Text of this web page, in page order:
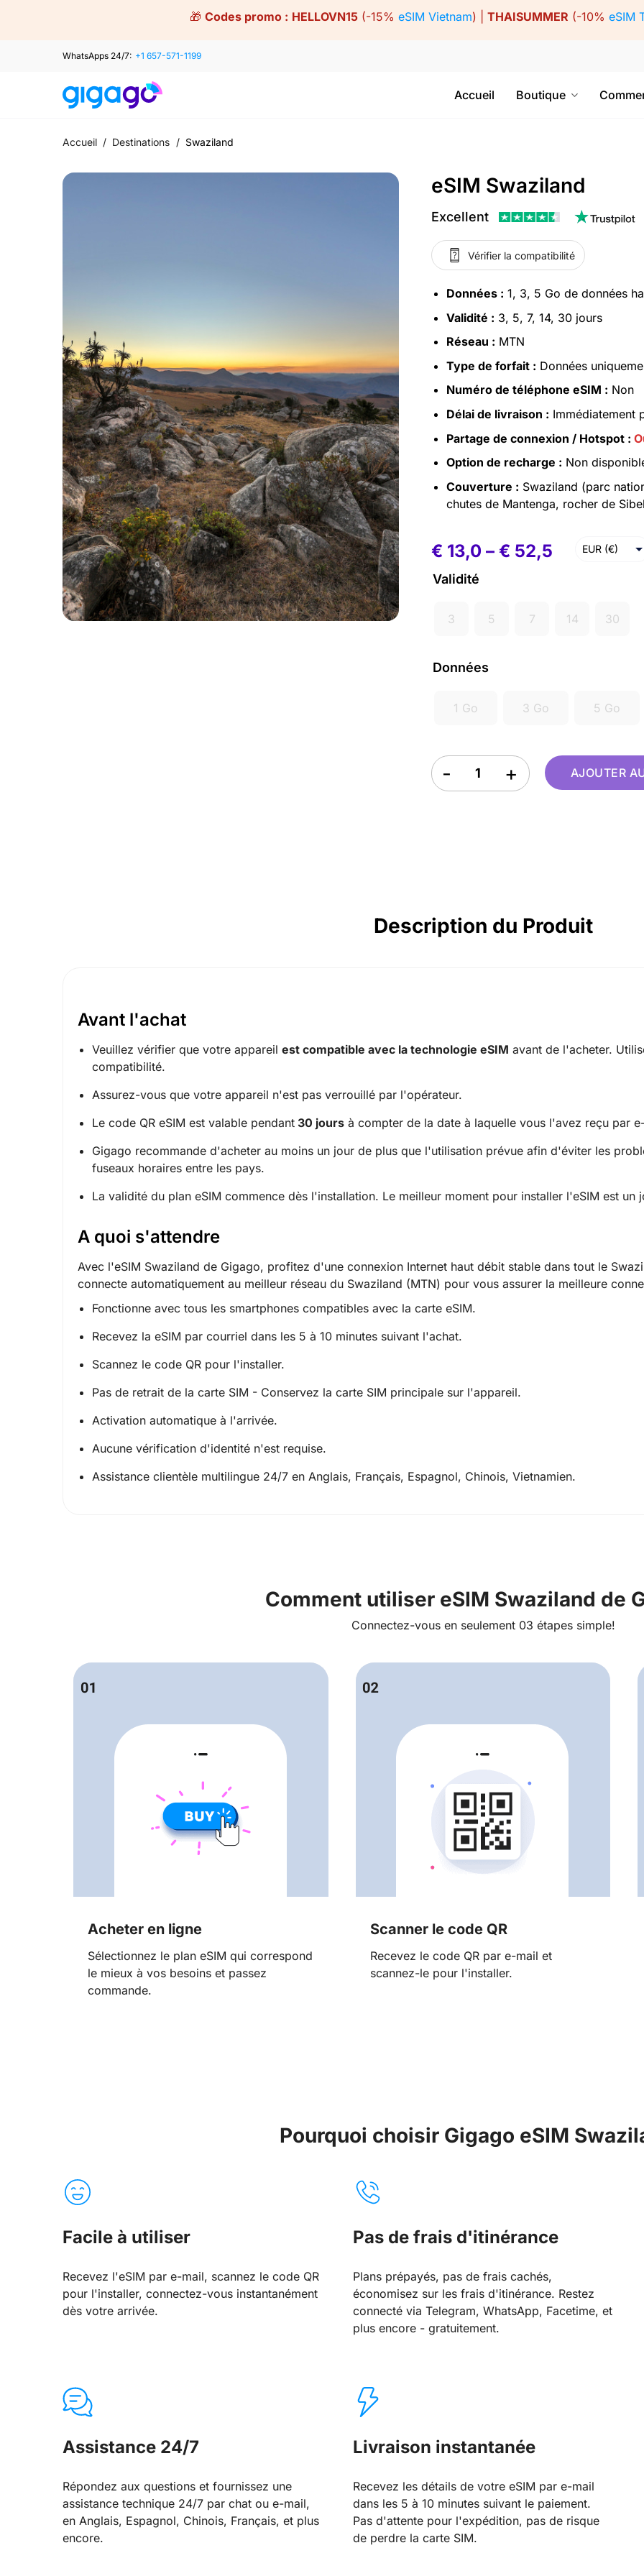
🎁 Codes promo : HELLOVN15(-15% eSIM Vietnam) | THAISUMMER (-10% eSIM
WhatsApps 24/7: +1 657-571-1199
Accueil Boutique
Accueil / Destinations / Swaziland
eSIM Swaziland
Excellent
Vérifier la compatibilité
Données : 1, 3, 5 Go de données
Validité : 3, 5, 7, 14, 30 jours
Réseau : MTN
Type de forfait : Données
Numéro de téléphone eSIM : Non
Délai de livraison : Immédiatement
Partage de connexion / Hotspot :
Option de recharge : Non
Couverture : Swaziland (parc
chutes de Mantenga, rocher de
€ 13,0 – € 52,5 EUR (€)
Validité
3 5 7 14 30
Données
1 Go 3 Go 5 Go
eSIM Swaziland quantity
AJOUTER
Description du Produit
Avant l'achat
Veuillez vérifier que votre appareil est compatible avec la technologie eSIM avant de l'acheter.
compatibilité.
Assurez-vous que votre appareil n'est pas verrouillé par l'opérateur.
Le code QR eSIM est valable pendant 30 jours à compter de la date à laquelle vous l'avez reçu par
Gigago recommande d'acheter au moins un jour de plus que l'utilisation prévue afin d'éviter les
fuseaux horaires entre les pays.
La validité du plan eSIM commence dès l'installation. Le meilleur moment pour installer l'eSIM est un
A quoi s'attendre
Avec l'eSIM Swaziland de Gigago, profitez d'une connexion Internet haut débit stable dans tout le
connecte automatiquement au meilleur réseau du Swaziland (MTN) pour vous assurer la meilleure
Fonctionne avec tous les smartphones compatibles avec la carte eSIM.
Recevez la eSIM par courriel dans les 5 à 10 minutes suivant l'achat.
Scannez le code QR pour l'installer.
Pas de retrait de la carte SIM - Conservez la carte SIM principale sur l'appareil.
Activation automatique à l'arrivée.
Aucune vérification d'identité n'est requise.
Assistance clientèle multilingue 24/7 en Anglais, Français, Espagnol, Chinois, Vietnamien.
Comment utiliser eSIM Swaziland de
Connectez-vous en seulement 03 étapes simple!
Acheter en ligne
Sélectionnez le plan eSIM qui correspond
le mieux à vos besoins et passez
commande.
Scanner le code QR
Recevez le code QR par e-mail et
scannez-le pour l'installer.
Pourquoi choisir Gigago eSIM
Facile à utiliser
Recevez l'eSIM par e-mail, scannez le code QR
pour l'installer, connectez-vous instantanément
dès votre arrivée.
Pas de frais d'itinérance
Plans prépayés, pas de frais cachés,
économisez sur les frais d'itinérance. Restez
connecté via Telegram, WhatsApp, Facetime, et
plus encore - gratuitement.
Assistance 24/7
Répondez aux questions et fournissez une
assistance technique 24/7 par chat ou e-mail,
en Anglais, Espagnol, Chinois, Français, et plus
encore.
Livraison instantanée
Recevez les détails de votre eSIM par e-mail
dans les 5 à 10 minutes suivant le paiement.
Pas d'attente pour l'expédition, pas de risque
de perdre la carte SIM.